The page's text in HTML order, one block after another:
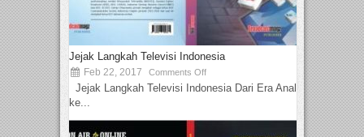
Jejak Langkah Televisi Indonesia
Feb 22, 2017 Comments Off
Jejak Langkah Televisi Indonesia Dari Era Analog
ke...